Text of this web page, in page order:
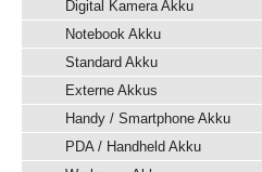
Digital Kamera Akku
Notebook Akku
Standard Akku
Externe Akkus
Handy / Smartphone Akku
PDA / Handheld Akku